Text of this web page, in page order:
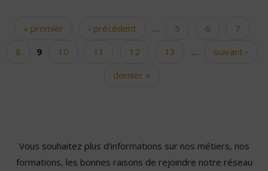
Pages« premier ‹ précédent … 5 6
7
8
9 10 11 12 13 …
suivant ›
dernier »
Vous souhaitez plus d'informations sur nos métiers, nos
formations, les bonnes raisons de rejoindre notre réseau